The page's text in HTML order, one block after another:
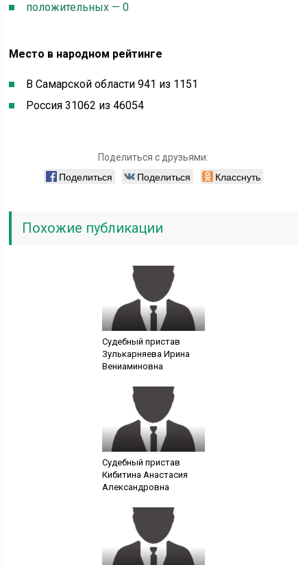
положительных — 0
Место в народном рейтинге
В Самарской области 941 из 1151
Россия 31062 из 46054
Поделиться с друзьями:
Поделиться Поделиться Класснуть
Похожие публикации
Судебный пристав
Зулькарняева Ирина
Вениаминовна
Судебный пристав
Кибитина Анастасия
Александровна